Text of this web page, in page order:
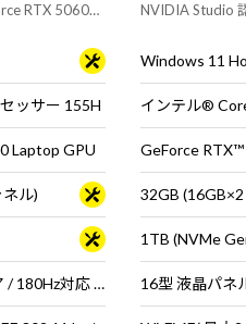
RTX 5060
ッサー 155H
Laptop GPU
ル)
15.3型 液晶パネル (ノングレア / 180Hz対応 / アスペクト比16:10)
NVIDIA Studio
メモリは最大
Windows 11
インテル®
GeForce
32GB
1TB (NVMe